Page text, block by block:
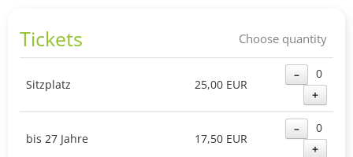
Tickets Choose quantity
Sitzplatz 25,00 EUR
– 0
+
bis 27 Jahre 17,50 EUR
– 0
+